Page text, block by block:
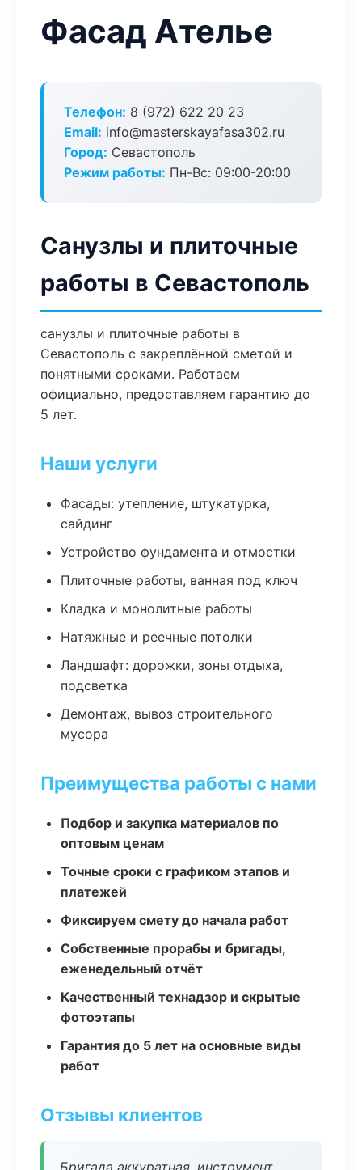
Фасад Ателье
Телефон: 8 (972) 622 20 23
Email: info@masterskayafasa302.ru
Город: Севастополь
Режим работы: Пн-Вс: 09:00-20:00
Санузлы и плиточные
работы в Севастополь
санузлы и плиточные работы в
Севастополь с закреплённой сметой и
понятными сроками. Работаем
официально, предоставляем гарантию до
5 лет.
Наши услуги
Фасады: утепление, штукатурка,
сайдинг
Устройство фундамента и отмостки
Плиточные работы, ванная под ключ
Кладка и монолитные работы
Натяжные и реечные потолки
Ландшафт: дорожки, зоны отдыха,
подсветка
Демонтаж, вывоз строительного
мусора
Преимущества работы с нами
Подбор и закупка материалов по
оптовым ценам
Точные сроки с графиком этапов и
платежей
Фиксируем смету до начала работ
Собственные прорабы и бригады,
еженедельный отчёт
Качественный технадзор и скрытые
фотоэтапы
Гарантия до 5 лет на основные виды
работ
Отзывы клиентов
Бригада аккуратная, инструмент